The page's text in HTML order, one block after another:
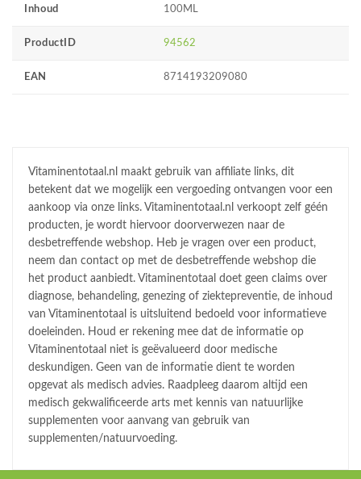
Inhoud 100ML
ProductID 94562
EAN 8714193209080
Vitaminentotaal.nl maakt gebruik van affiliate links, dit
betekent dat we mogelijk een vergoeding ontvangen voor een
aankoop via onze links. Vitaminentotaal.nl verkoopt zelf géén
producten, je wordt hiervoor doorverwezen naar de
desbetreffende webshop. Heb je vragen over een product,
neem dan contact op met de desbetreffende webshop die
het product aanbiedt. Vitaminentotaal doet geen claims over
diagnose, behandeling, genezing of ziektepreventie, de inhoud
van Vitaminentotaal is uitsluitend bedoeld voor informatieve
doeleinden. Houd er rekening mee dat de informatie op
Vitaminentotaal niet is geëvalueerd door medische
deskundigen. Geen van de informatie dient te worden
opgevat als medisch advies. Raadpleeg daarom altijd een
medisch gekwalificeerde arts met kennis van natuurlijke
supplementen voor aanvang van gebruik van
supplementen/natuurvoeding.